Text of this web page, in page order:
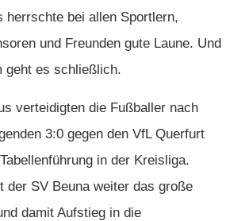
herrschte bei allen Sportlern,
und Freunden gute Laune. Und
geht es schließlich.
verteidigten die Fußballer nach
3:0 gegen den VfL Querfurt
in der Kreisliga.
der SV Beuna weiter das große
damit Aufstieg in die